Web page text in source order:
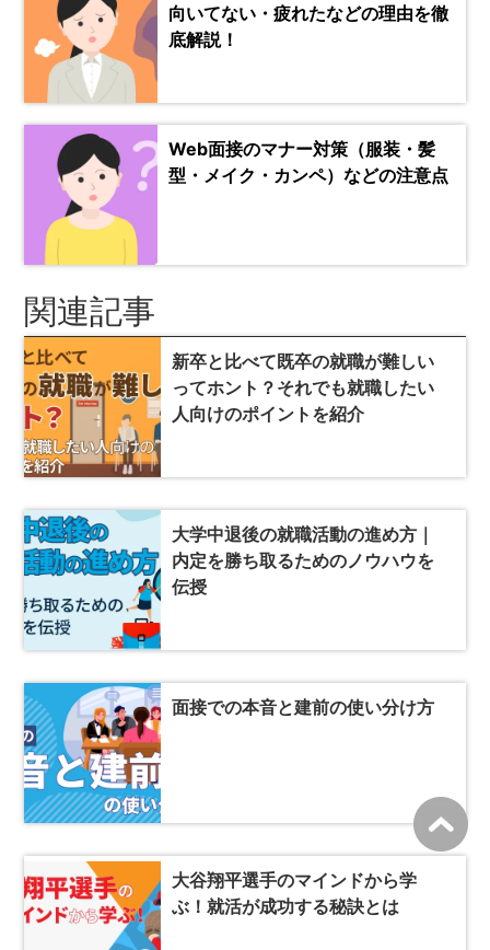
向いてない・疲れたなどの理由を徹
底解説！
Web面接のマナー対策（服装・髪
型・メイク・カンペ）などの注意点
関連記事
新卒と比べて既卒の就職が難しい
ってホント？それでも就職したい
人向けのポイントを紹介
大学中退後の就職活動の進め方｜
内定を勝ち取るためのノウハウを
伝授
面接での本音と建前の使い分け方
大谷翔平選手のマインドから学
ぶ！就活が成功する秘訣とは